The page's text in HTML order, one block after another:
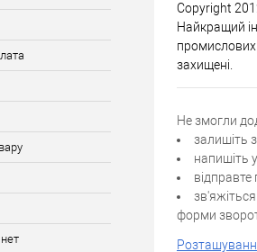
Copyright
Найкращий
промислових
захищені.
Не змогли
залишіть
напишіть
форми